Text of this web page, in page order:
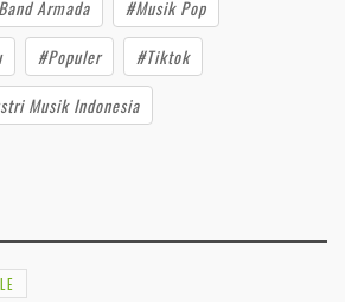
Armada
#Musik Pop
#Populer
#Tiktok
Musik Indonesia